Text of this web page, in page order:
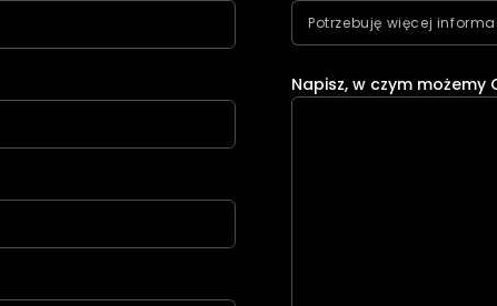
Napisz, w czym możemy